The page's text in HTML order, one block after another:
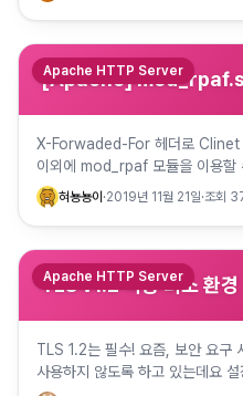
[Apache]
Apache HTTP Server
X-Forwaded-For 헤더로 Clinet
이외에 mod_rpaf 모듈을 이용
Apache 2.4는 …
혀뇽뇽이 ·2019년 11월 21일·조회
TLS v1.2 적용 최소 환경
Apache HTTP Server
TLS 1.2는 필수! 요즘, 보안 요구
사용하지 않도록 하고 있는데요